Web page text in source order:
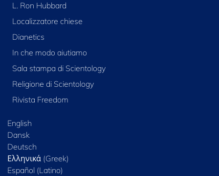
L. Ron Hubbard
Localizzatore chiese
Dianetics
In che modo aiutiamo
Sala stampa di Scientology
Religione di Scientology
Rivista Freedom
English
Dansk
Deutsch
Ελληνικά (Greek)
Español (Latino)